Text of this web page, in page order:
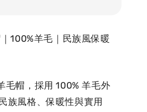
100%羊毛｜民族風保暖
毛帽，採用 100% 羊毛外
族風格、保暖性與實用